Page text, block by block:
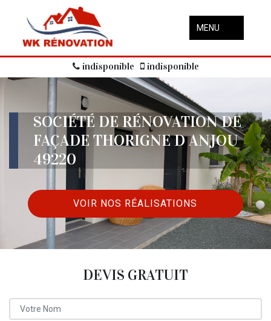
MENU
indisponible indisponible
SOCIÉTÉ DE RÉNOVATION DE
FAÇADE THORIGNE D ANJOU
49220
VOIR NOS RÉALISATIONS
DEVIS GRATUIT